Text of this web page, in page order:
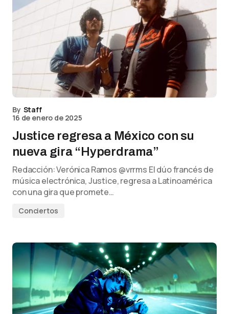
By Staff
16 de enero de 2025
Justice regresa a México con su
nueva gira “Hyperdrama”
Redacción: Verónica Ramos @vrrms El dúo francés de
música electrónica, Justice, regresa a Latinoamérica
con una gira que promete…
Conciertos